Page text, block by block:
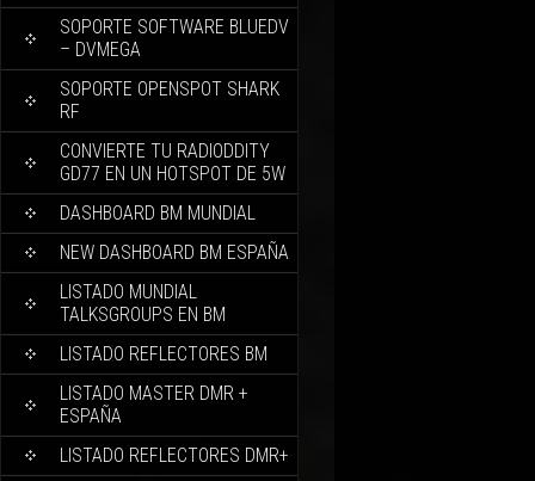
SOPORTE SOFTWARE BLUEDV
– DVMEGA
SOPORTE OPENSPOT SHARK
RF
CONVIERTE TU RADIODDITY
GD77 EN UN HOTSPOT DE 5W
DASHBOARD BM MUNDIAL
NEW DASHBOARD BM ESPAÑA
LISTADO MUNDIAL
TALKSGROUPS EN BM
LISTADO REFLECTORES BM
LISTADO MASTER DMR +
ESPAÑA
LISTADO REFLECTORES DMR+